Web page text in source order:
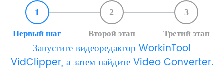
1
Первый шаг
2
Второй этап
3
Третий этап
Запустите видеоредактор WorkinTool
VidClipper, а затем найдите Video Converter.